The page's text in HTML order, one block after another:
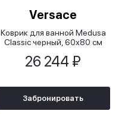
Versace
Коврик для ванной Medusa
Classic черный, 60х80 см
26 244 ₽
Забронировать